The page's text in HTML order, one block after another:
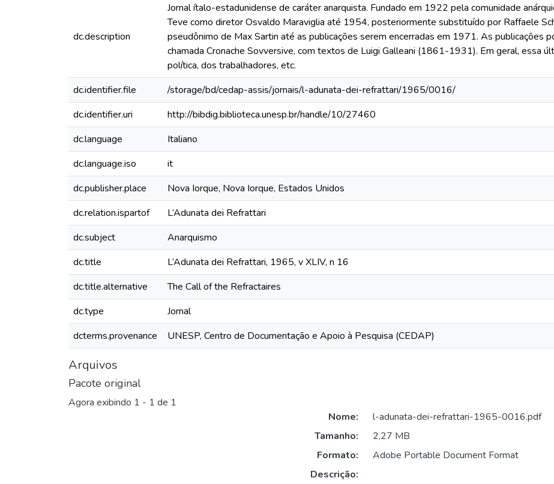
dc.description
Jornal ítalo-estadunidense de caráter anarquista. Fundado em 1922 pela comunidade
Teve como diretor Osvaldo Maraviglia até 1954, posteriormente substituído por Raffaele
pseudônimo de Max Sartin até as publicações serem encerradas em 1971. As publicações
chamada Cronache Sovversive, com textos de Luigi Galleani (1861-1931). Em geral, essa
política, dos trabalhadores, etc.
dc.identifier.file
/storage/bd/cedap-assis/jornais/l-adunata-dei-refrattari/1965/0016/
dc.identifier.uri
http://bibdig.biblioteca.unesp.br/handle/10/27460
dc.language
Italiano
dc.language.iso
it
dc.publisher.place
Nova Iorque, Nova Iorque, Estados Unidos
dc.relation.ispartof
L’Adunata dei Refrattari
dc.subject
Anarquismo
dc.title
L’Adunata dei Refrattari, 1965, v XLIV, n 16
dc.title.alternative
The Call of the Refractaires
dc.type
Jornal
dcterms.provenance
UNESP, Centro de Documentação e Apoio à Pesquisa (CEDAP)
Arquivos
Pacote original
Agora exibindo 1 - 1 de 1
Nome:
l-adunata-dei-refrattari-1965-0016.pdf
Tamanho:
2,27 MB
Formato:
Adobe Portable Document Format
Descrição: